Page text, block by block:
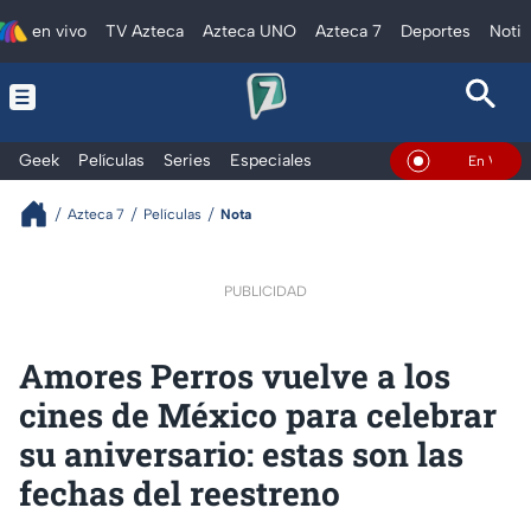
en vivo TV Azteca Azteca UNO Azteca 7 Deportes
Geek Películas Series Especiales En Vivo
Azteca 7 Películas Nota
PUBLICIDAD
Amores Perros vuelve a los
cines de México para celebrar
su aniversario: estas son las
fechas del reestreno